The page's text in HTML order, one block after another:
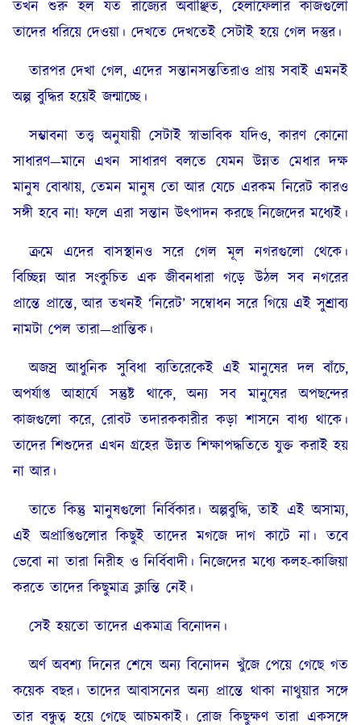
তখন শুরু হল যত রাজ্যের অবাঞ্ছিত, হেলাফেলার কাজগুলো
তাদের ধরিয়ে দেওয়া। দেখতে দেখতেই সেটাই হয়ে গেল দস্তুর।
তারপর দেখা গেল, এদের সন্তানসন্ততিরাও প্রায় সবাই এমনই
অল্প বুদ্ধির হয়েই জন্মাচ্ছে।
সম্ভাবনা তত্ত্ব অনুযায়ী সেটাই স্বাভাবিক যদিও, কারণ কোনো
সাধারণ—মানে এখন সাধারণ বলতে যেমন উন্নত মেধার দক্ষ
মানুষ বোঝায়, তেমন মানুষ তো আর যেচে এরকম নিরেট কারও
সঙ্গী হবে না! ফলে এরা সন্তান উৎপাদন করছে নিজেদের মধ্যেই।
ক্রমে এদের বাসস্থানও সরে গেল মূল নগরগুলো থেকে।
বিচ্ছিন্ন আর সংকুচিত এক জীবনধারা গড়ে উঠল সব নগরের
প্রান্তে প্রান্তে, আর তখনই ‘নিরেট’ সম্বোধন সরে গিয়ে এই সুশ্রাব্য
নামটা পেল তারা—প্রান্তিক।
অজস্র আধুনিক সুবিধা ব্যতিরেকেই এই মানুষের দল বাঁচে,
অপর্যাপ্ত আহার্যে সন্তুষ্ট থাকে, অন্য সব মানুষের অপছন্দের
কাজগুলো করে, রোবট তদারককারীর কড়া শাসনে বাধ্য থাকে।
তাদের শিশুদের এখন গ্রহের উন্নত শিক্ষাপদ্ধতিতে যুক্ত করাই হয়
না আর।
তাতে কিন্তু মানুষগুলো নির্বিকার। অল্পবুদ্ধি, তাই এই অসাম্য,
এই অপ্রাপ্তিগুলোর কিছুই তাদের মগজে দাগ কাটে না। তবে
ভেবো না তারা নিরীহ ও নির্বিবাদী। নিজেদের মধ্যে কলহ-কাজিয়া
করতে তাদের কিছুমাত্র ক্লান্তি নেই।
সেই হয়তো তাদের একমাত্র বিনোদন।
অর্ণ অবশ্য দিনের শেষে অন্য বিনোদন খুঁজে পেয়ে গেছে গত
কয়েক বছর। তাদের আবাসনের অন্য প্রান্তে থাকা নাথুয়ার সঙ্গে
তার বন্ধুত্ব হয়ে গেছে আচমকাই। রোজ কিছুক্ষণ তারা একসঙ্গে